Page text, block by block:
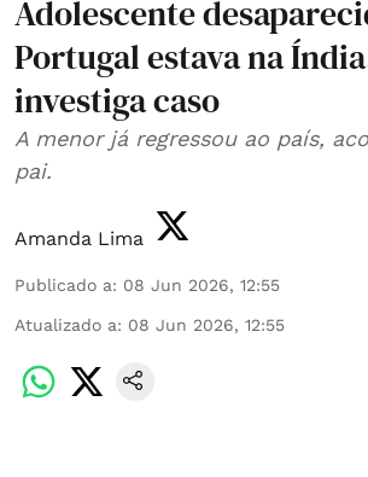
Adolescente
Portugal estava na
investiga caso
A menor já regressou ao país,
pai.
Amanda Lima
Publicado a: 08 Jun 2026, 12:55
Atualizado a: 08 Jun 2026, 12:55